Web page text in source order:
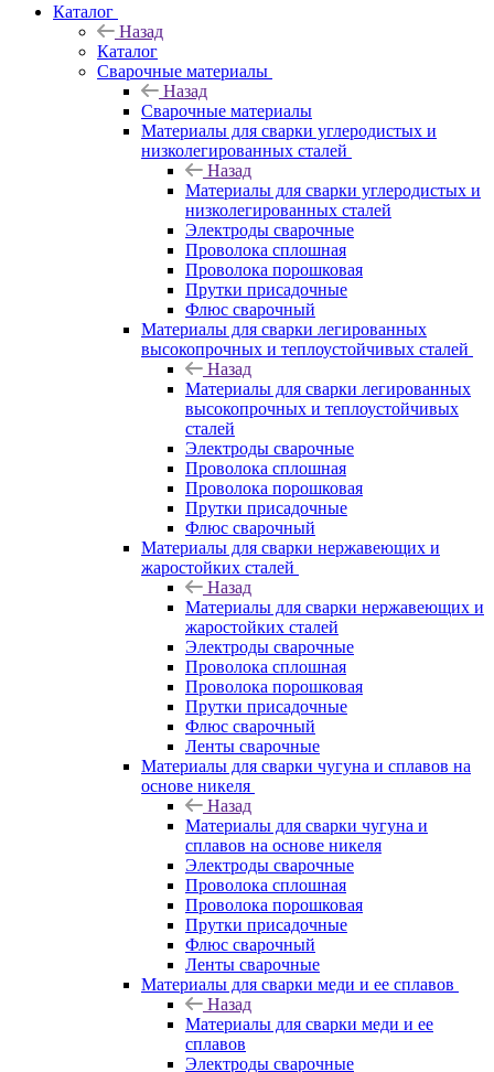
Каталог
Назад
Каталог
Сварочные материалы
Назад
Сварочные материалы
Материалы для сварки углеродистых и
низколегированных сталей
Назад
Материалы для сварки углеродистых и
низколегированных сталей
Электроды сварочные
Проволока сплошная
Проволока порошковая
Прутки присадочные
Флюс сварочный
Материалы для сварки легированных
высокопрочных и теплоустойчивых сталей
Назад
Материалы для сварки легированных
высокопрочных и теплоустойчивых
сталей
Электроды сварочные
Проволока сплошная
Проволока порошковая
Прутки присадочные
Флюс сварочный
Материалы для сварки нержавеющих и
жаростойких сталей
Назад
Материалы для сварки нержавеющих и
жаростойких сталей
Электроды сварочные
Проволока сплошная
Проволока порошковая
Прутки присадочные
Флюс сварочный
Ленты сварочные
Материалы для сварки чугуна и сплавов на
основе никеля
Назад
Материалы для сварки чугуна и
сплавов на основе никеля
Электроды сварочные
Проволока сплошная
Проволока порошковая
Прутки присадочные
Флюс сварочный
Ленты сварочные
Материалы для сварки меди и ее сплавов
Назад
Материалы для сварки меди и ее
сплавов
Электроды сварочные